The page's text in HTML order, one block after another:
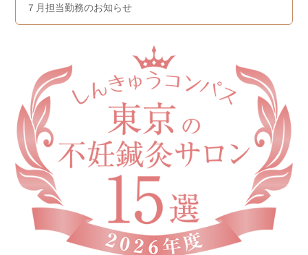
７月担当勤務のお知らせ